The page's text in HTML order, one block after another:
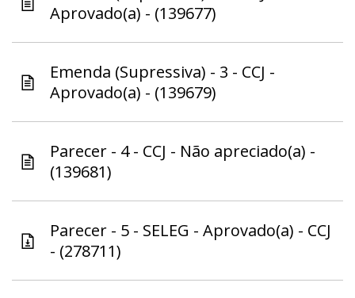
Aprovado(a) - (139677)
Emenda (Supressiva) - 3 - CCJ -
Aprovado(a) - (139679)
Parecer - 4 - CCJ - Não apreciado(a) -
(139681)
Parecer - 5 - SELEG - Aprovado(a) - CCJ
- (278711)